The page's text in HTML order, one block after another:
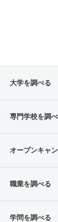
大学を調べる
専門学校を調
オープンキャ
職業を調べる
学問を調べる